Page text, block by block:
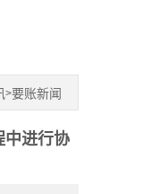
>要账新闻
中进行协